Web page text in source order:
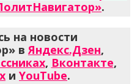
.
на новости
вЯндекс.Дзен,
, Вконтакте,
и YouTube.